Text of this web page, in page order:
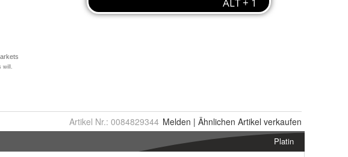
Artikel Nr.: 0084829344 Melden | Ähnlichen Artikel verkaufen
Platin